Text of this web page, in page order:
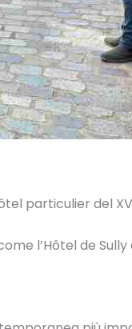
particulier del
l’Hôtel de Sully